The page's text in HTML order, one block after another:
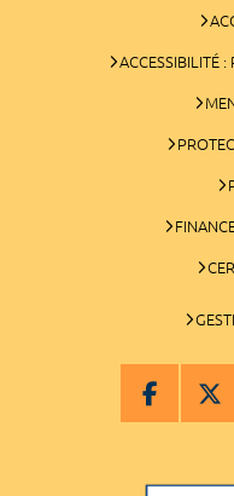
ACCESSIBILITÉ